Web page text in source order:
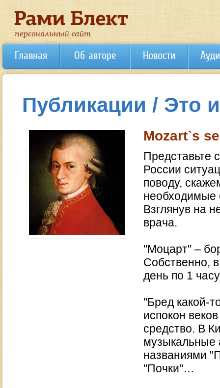
Главная Об авторе Новости
Публикации / Это
Mozart`s
Представьте
России
поводу,
необходимые
Взглянув на
врача.
"Моцарт" –
Собственно,
день по 1
"Бред какой-
испокон
средство. В
музыкальные
названиями
"Почки"…